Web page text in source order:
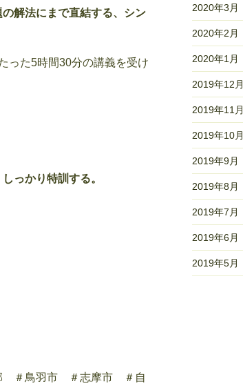
解法にまで直結する、シン
った5時間30分の講義を受け
っかり特訓する。
＃鳥羽市 ＃志摩市 ＃自
2020年3月
2020年2月
2020年1月
2019年12月
2019年11月
2019年10月
2019年9月
2019年8月
2019年7月
2019年6月
2019年5月